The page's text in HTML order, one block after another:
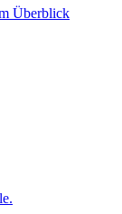
Überblick